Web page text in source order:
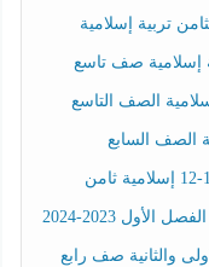
تربية إسلامية
إسلامية صف تاسع
الصف السابع
2023-2024
والثانية صف رابع